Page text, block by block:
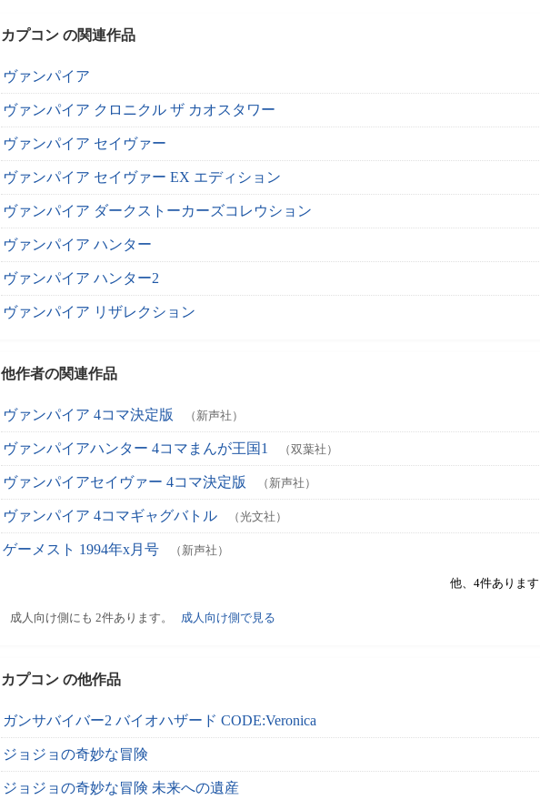
カプコン の関連作品
ヴァンパイア
ヴァンパイア クロニクル ザ カオスタワー
ヴァンパイア セイヴァー
ヴァンパイア セイヴァー EX エディション
ヴァンパイア ダークストーカーズコレウション
ヴァンパイア ハンター
ヴァンパイア ハンター2
ヴァンパイア リザレクション
他作者の関連作品
ヴァンパイア 4コマ決定版 （新声社）
ヴァンパイアハンター 4コマまんが王国1 （双葉社）
ヴァンパイアセイヴァー 4コマ決定版 （新声社）
ヴァンパイア 4コマギャグバトル （光文社）
ゲーメスト 1994年x月号 （新声社）
他、4件ありま
成人向け側にも 2件あります。 成人向け側で見る
カプコン の他作品
ガンサバイバー2 バイオハザード CODE:Veronica
ジョジョの奇妙な冒険
ジョジョの奇妙な冒険 未来への遺産